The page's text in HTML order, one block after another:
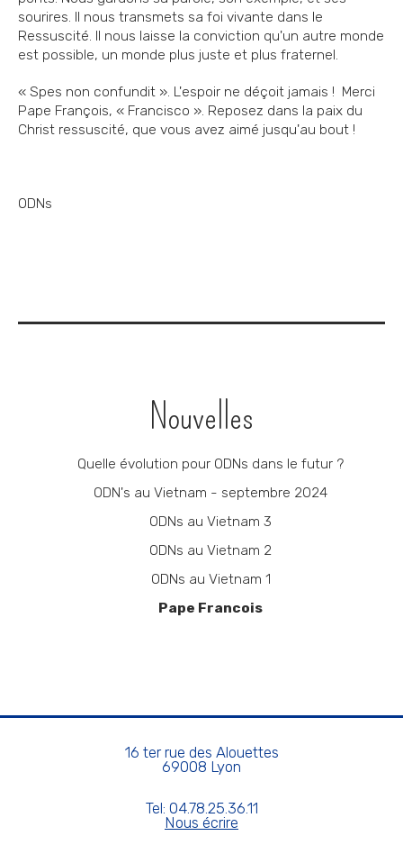
sourires. Il nous transmets sa foi vivante dans le
Ressuscité. Il nous laisse la conviction qu'un autre monde
est possible, un monde plus juste et plus fraternel.
« Spes non confundit ». L'espoir ne déçoit jamais ! Merci
Pape François, « Francisco ». Reposez dans la paix du
Christ ressuscité, que vous avez aimé jusqu'au bout !
ODNs
Nouvelles
Quelle évolution pour ODNs dans le futur ?
ODN's au Vietnam - septembre 2024
ODNs au Vietnam 3
ODNs au Vietnam 2
ODNs au Vietnam 1
Pape Francois
16 ter rue des Alouettes
69008 Lyon
Tel: 04.78.25.36.11
Nous écrire